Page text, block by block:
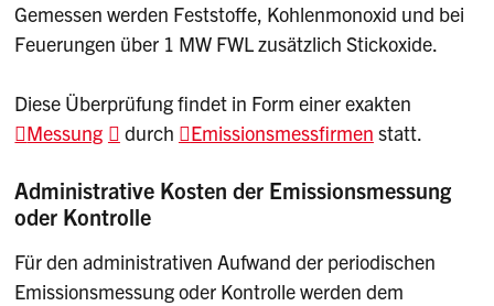
Gemessen werden Feststoffe, Kohlenmonoxid und bei
Feuerungen über 1 MW FWL zusätzlich Stickoxide.
Diese Überprüfung findet in Form einer exakten
Messung
durch Emissionsmessfirmen statt.
Administrative Kosten der Emissionsmessung
oder Kontrolle
Für den administrativen Aufwand der periodischen
Emissionsmessung oder Kontrolle werden dem